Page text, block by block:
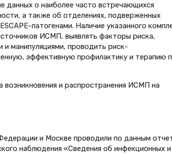
данных о наиболее часто встречающихся
а также об отделениях, подверженных
патогенами. Наличие указанного
ИСМП, выявлять факторы риска,
манипуляциями, проводить риск-
эффективную профилактику и терапию
возникновения и распространения ИСМП на
и Москве проводили по данным
наблюдения «Сведения об инфекционных и